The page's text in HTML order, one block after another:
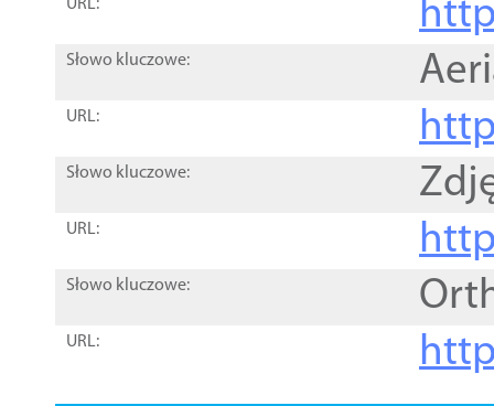
URL:
Słowo kluczowe:
URL:
Słowo kluczowe:
URL:
Słowo kluczowe:
URL: